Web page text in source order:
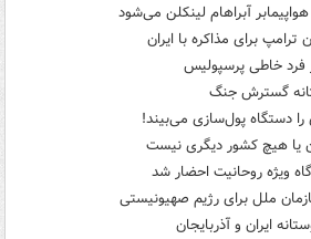
آبراهام لینکلن می‌شود
برای مذاکره با ایران
فرد خاطی پرسپولیس
گسترش جنگ
دستگاه پول‌سازی می‌بیند!
یا هیچ کشور دیگری نیست
ویژه روحانیت احضار شد
ملل برای رژیم صهیونیستی
ایران و آذربایجان